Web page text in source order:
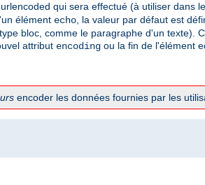
qui sera effectué (à utiliser dans
élément echo , la valeur par défaut est
bloc, comme le paragraphe d'un texte).
attribut encoding ou la fin de l'élément
encoder les données fournies par les